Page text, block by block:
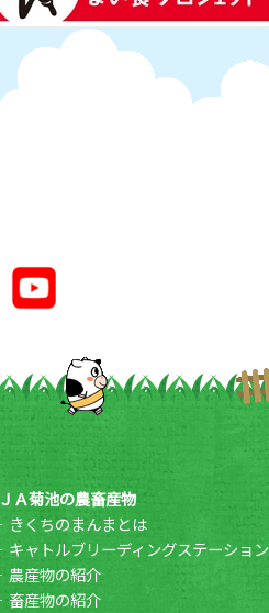
ＪＡ菊池の農畜産物
きくちのまんまとは
キャトルブリーディングステーション
農産物の紹介
畜産物の紹介